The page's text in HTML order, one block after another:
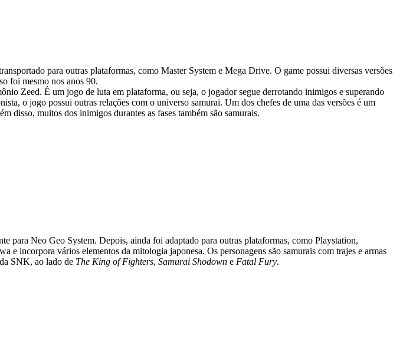
para outras plataformas, como Master System e Mega Drive. O game possui diversas versões
foi mesmo nos anos 90.
Zeed. É um jogo de luta em plataforma, ou seja, o jogador segue derrotando inimigos e superando
o jogo possui outras relações com o universo samurai. Um dos chefes de uma das versões é um
disso, muitos dos inimigos durantes as fases também são samurais.
para Neo Geo System. Depois, ainda foi adaptado para outras plataformas, como Playstation,
e incorpora vários elementos da mitologia japonesa. Os personagens são samurais com trajes e armas
SNK, ao lado de The King of Fighters, Samurai Shodown e Fatal Fury.